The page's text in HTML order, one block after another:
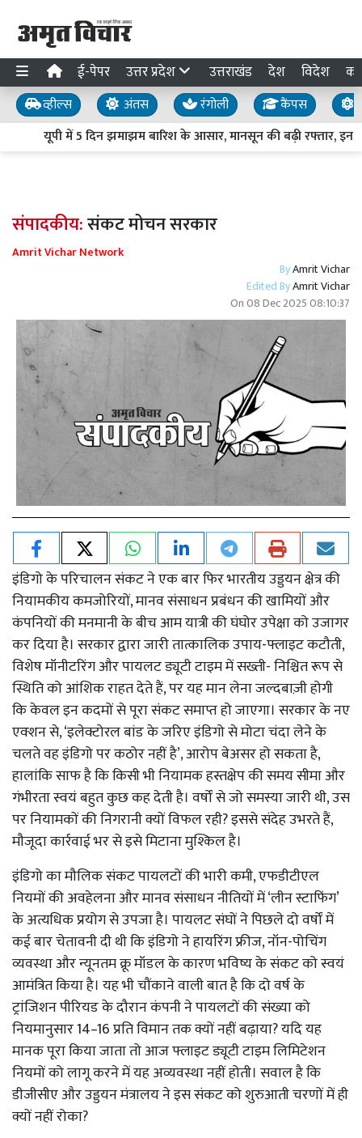
ई-पेपर उत्तर प्रदेश उत्तराखंड देश विदेश
व्हील्स अंतस रंगोली कैंपस
यूपी में 5 दिन झमाझम बारिश के आसार, मानसून की बढ़ी रफ्तार, इन
संपादकीय:संकट मोचन सरकार
Amrit Vichar Network
ByAmrit Vichar
Edited ByAmrit Vichar
On08 Dec 2025 08:10:37
इंडिगो के परिचालन संकट ने एक बार फिर भारतीय उड्डयन क्षेत्र की
नियामकीय कमजोरियों, मानव संसाधन प्रबंधन की खामियों और
कंपनियों की मनमानी के बीच आम यात्री की घंघोर उपेक्षा को उजागर
कर दिया है। सरकार द्वारा जारी तात्कालिक उपाय-फ्लाइट कटौती,
विशेष मॉनीटरिंग और पायलट ड्यूटी टाइम में सख्ती- निश्चित रूप से
स्थिति को आंशिक राहत देते हैं, पर यह मान लेना जल्दबाज़ी होगी
कि केवल इन कदमों से पूरा संकट समाप्त हो जाएगा। सरकार के नए
एक्शन से, ‘इलेक्टोरल बांड के जरिए इंडिगो से मोटा चंदा लेने के
चलते वह इंडिगो पर कठोर नहीं है’, आरोप बेअसर हो सकता है,
हालांकि साफ है कि किसी भी नियामक हस्तक्षेप की समय सीमा और
गंभीरता स्वयं बहुत कुछ कह देती है। वर्षों से जो समस्या जारी थी, उस
पर नियामकों की निगरानी क्यों विफल रही? इससे संदेह उभरते हैं,
मौजूदा कार्रवाई भर से इसे मिटाना मुश्किल है।
इंडिगो का मौलिक संकट पायलटों की भारी कमी, एफडीटीएल
नियमों की अवहेलना और मानव संसाधन नीतियों में ‘लीन स्टाफिंग’
के अत्यधिक प्रयोग से उपजा है। पायलट संघों ने पिछले दो वर्षों में
कई बार चेतावनी दी थी कि इंडिगो ने हायरिंग फ्रीज, नॉन-पोचिंग
व्यवस्था और न्यूनतम क्रू मॉडल के कारण भविष्य के संकट को स्वयं
आमंत्रित किया है। यह भी चौंकाने वाली बात है कि दो वर्ष के
ट्रांजिशन पीरियड के दौरान कंपनी ने पायलटों की संख्या को
नियमानुसार 14–16 प्रति विमान तक क्यों नहीं बढ़ाया? यदि यह
मानक पूरा किया जाता तो आज फ्लाइट ड्यूटी टाइम लिमिटेशन
नियमों को लागू करने में यह अव्यवस्था नहीं होती। सवाल है कि
डीजीसीए और उड्डयन मंत्रालय ने इस संकट को शुरुआती चरणों में ही
क्यों नहीं रोका?